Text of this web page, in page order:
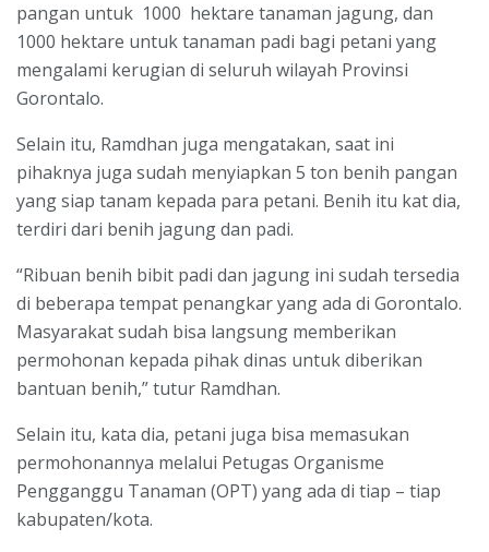
pangan untuk 1000 hektare tanaman jagung, dan
1000 hektare untuk tanaman padi bagi petani yang
mengalami kerugian di seluruh wilayah Provinsi
Gorontalo.
Selain itu, Ramdhan juga mengatakan, saat ini
pihaknya juga sudah menyiapkan 5 ton benih pangan
yang siap tanam kepada para petani. Benih itu kat dia,
terdiri dari benih jagung dan padi.
“Ribuan benih bibit padi dan jagung ini sudah tersedia
di beberapa tempat penangkar yang ada di Gorontalo.
Masyarakat sudah bisa langsung memberikan
permohonan kepada pihak dinas untuk diberikan
bantuan benih,” tutur Ramdhan.
Selain itu, kata dia, petani juga bisa memasukan
permohonannya melalui Petugas Organisme
Pengganggu Tanaman (OPT) yang ada di tiap – tiap
kabupaten/kota.